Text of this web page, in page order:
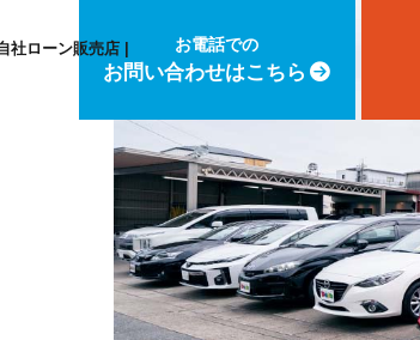
ローン販売店 | お電話での
お問い合わせはこちら